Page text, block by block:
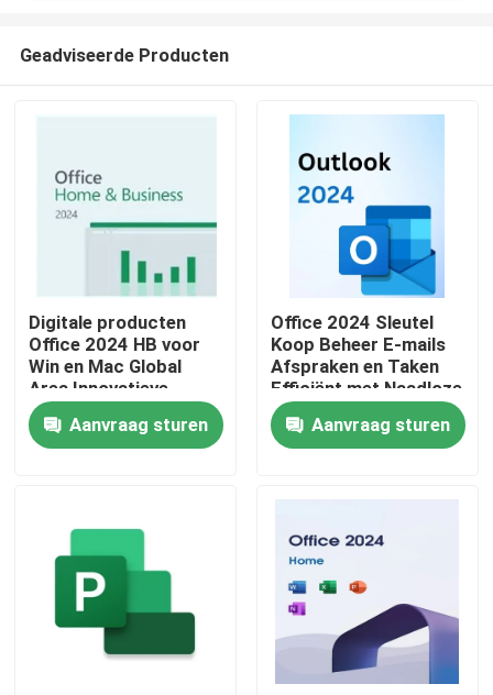
Producten
Video's
Geadviseerde Producten
Digitale producten
Office 2024 HB voor
Win en Mac Global
Area Innovatieve
functies voor het
optimaliseren van
documentbeheerprocessen
Aanvraag sturen
Office 2024 Sleutel
Koop Beheer E-mails
Afspraken en Taken
Efficiënt met Naadloze
Integratie Tussen
Office Toepassingen
Aanvraag sturen